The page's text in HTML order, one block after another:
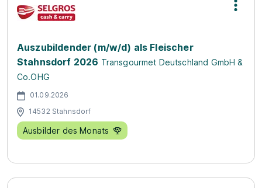
Auszubildender (m/w/d) als Fleischer
Stahnsdorf 2026 Transgourmet Deutschland GmbH &
Co.OHG
01.09.2026
14532 Stahnsdorf
Ausbilder des Monats